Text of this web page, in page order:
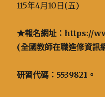
115年4月10日(五)
★報名網址：https://
(全國教師在職進修資訊
研習代碼：5539821。